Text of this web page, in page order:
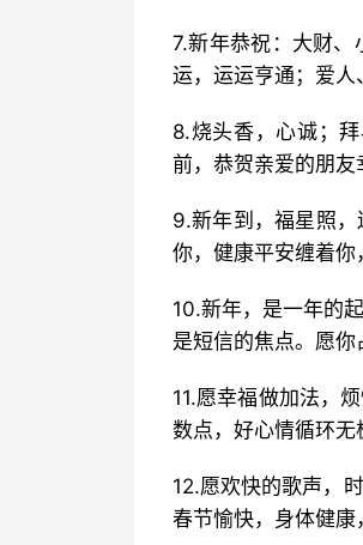
7.新年恭祝：大财
运，运运亨通；爱人
8.烧头香，心诚；
前，恭贺亲爱的朋友
9.新年到，福星照
你，健康平安缠着你
10.新年，是一年的
是短信的焦点。愿你
11.愿幸福做加法，
数点，好心情循环无
12.愿欢快的歌声，
春节愉快，身体健康